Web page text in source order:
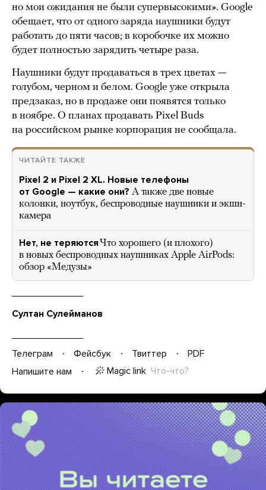
но мои ожидания не были супервысокими». Google
обещает, что от одного заряда наушники будут
работать до пяти часов; в коробочке их можно
будет полностью зарядить четыре раза.
Наушники будут продаваться в трех цветах —
голубом, черном и белом. Google уже открыла
предзаказ, но в продаже они появятся только
в ноябре. О планах продавать Pixel Buds
на российском рынке корпорация не сообщала.
ЧИТАЙТЕ ТАКЖЕ
Pixel 2 и Pixel 2 XL. Новые телефоны
от Google — какие они? А также две новые
колонки, ноутбук, беспроводные наушники и экшн-
камера
Нет, не теряютсяЧто хорошего (и плохого)
в новых беспроводных наушниках Apple AirPods:
обзор «Медузы»
Султан Сулейманов
Телеграм Фейсбук Твиттер
PDF
Напишите нам
Magic link Что-что?